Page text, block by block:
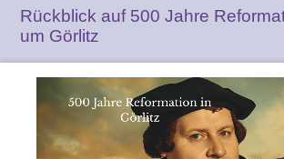
Rückblick auf 500 Jahre
um Görlitz